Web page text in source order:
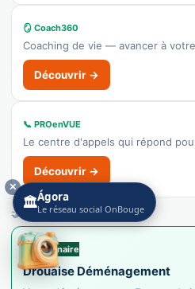
🪞 Coach360
Coaching de vie — avancer à
Découvrir →
📞 PROenVUE
Le centre d'appels qui répond
Découvrir →
🤝 LE PARTENAIRE D'ARCISSES
🤝 Partenaire
Drouaise Déménagement
🏛️Ágora
Le réseau social OnBouge
✕